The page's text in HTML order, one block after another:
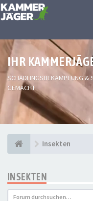
IHR
SCHÄDLINGSBEKÄMPFUNG &
GEMACHT
Insekten
INSEKTEN